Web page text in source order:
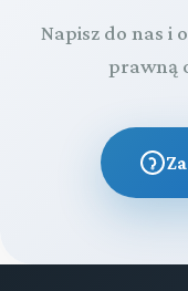
Napisz do nas i
prawną